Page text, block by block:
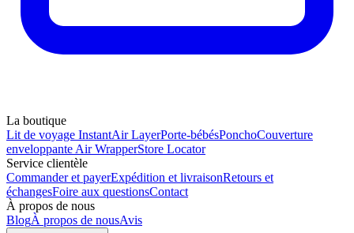
La boutique
Lit de voyage InstantAir LayerPorte-bébésPonchoCouverture
enveloppante Air WrapperStore Locator
Service clientèle
Commander et payerExpédition et livraisonRetours et
échangesFoire aux questionsContact
À propos de nous
BlogÀ propos de nousAvis